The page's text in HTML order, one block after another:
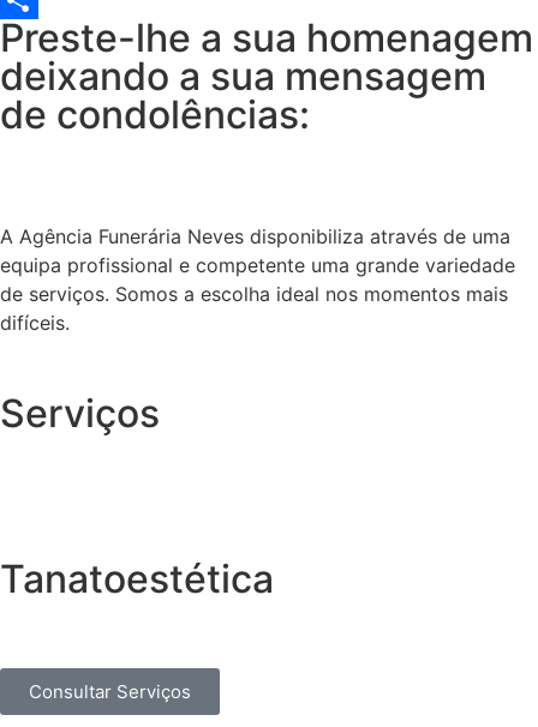
Share
Preste-lhe a sua homenagem
deixando a sua mensagem
de condolências:
A Agência Funerária Neves disponibiliza através de uma
equipa profissional e competente uma grande variedade
de serviços. Somos a escolha ideal nos momentos mais
difíceis.
Serviços
Tanatoestética
Consultar Serviços